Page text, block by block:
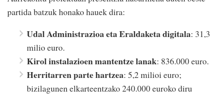
partida batzuk honako hauek dira:
Udal Administrazioa eta Eraldaketa digitala: 31,3
milio euro.
Kirol instalazioen mantentze lanak: 836.000 euro.
Herritarren parte hartzea: 5,2 milioi euro;
bizilagunen elkarteentzako 240.000 euroko diru